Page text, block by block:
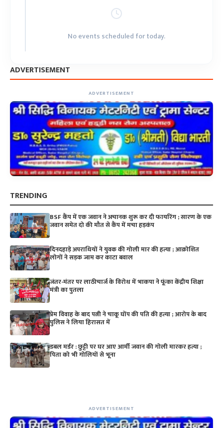
No events scheduled for today.
ADVERTISEMENT
ADVERTISEMENT
TRENDING
BSF कैंप में एक जवान ने अचानक शुरू कर दी फायरिंग ; सारण के एक
जवान समेत दो की मौत से कैंप में मचा हड़कंप
दिनदहाड़े अपराधियों ने युवक की गोली मार की हत्या ; आक्रोशित
लोगों ने सड़क जाम कर काटा बवाल
जंतर-मंतर पर लाठीचार्ज के विरोध में भाकपा ने फूंका केंद्रीय शिक्षा
मंत्री का पुतला
प्रेम विवाह के बाद पत्नी ने चाकू घोंप की पति की हत्या ; आरोप के बाद
पुलिस ने लिया हिरासत में
डबल मर्डर : छुट्टी पर घर आए आर्मी जवान की गोली मारकर हत्या ;
पिता को भी गोलियों से भूना
ADVERTISEMENT